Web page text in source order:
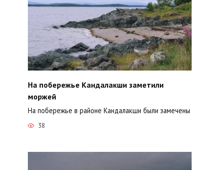
На побережье Кандалакши заметили
моржей
На побережье в районе Кандалакши были замечены
38